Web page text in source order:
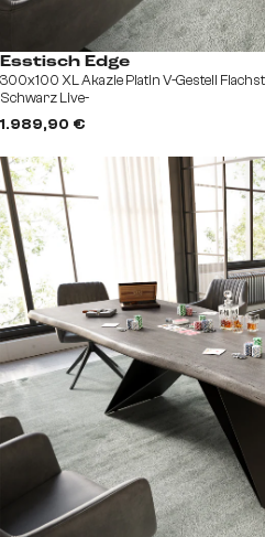
Esstisch Edge
300x100 XL Akazie Platin V-Gestell
Schwarz Live-
1.989,90 €